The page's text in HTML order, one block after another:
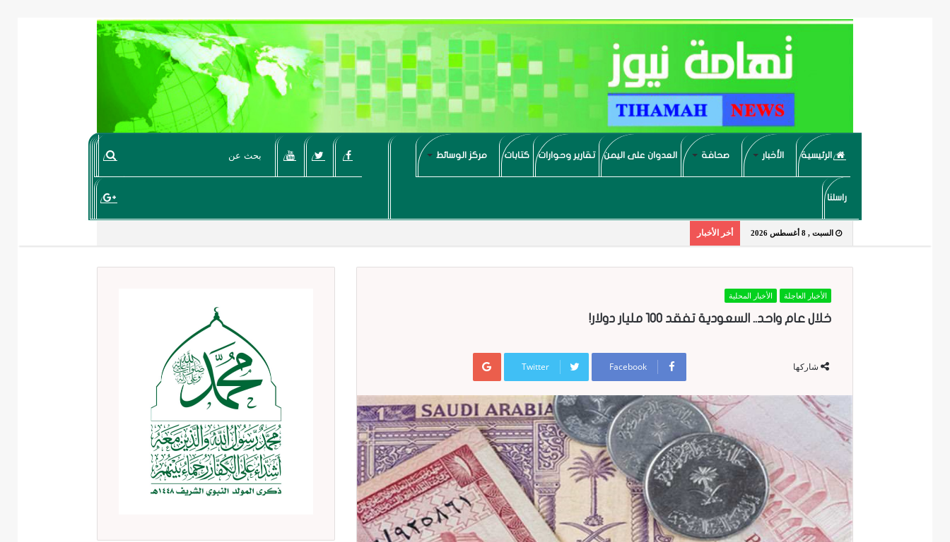
الرئيسية الأخبار صحافة العدوان على اليمن تقارير وحوارات كتابات مركز الوسائط
راسلنا
السبت , 8 أغسطس 2026 أخر الأخبار
الأخبار العاجلة الأخبار المحلية
خلال عام واحد.. السعودية تفقد 100 مليار دولار!
شاركها Facebook
Twitter
Google+